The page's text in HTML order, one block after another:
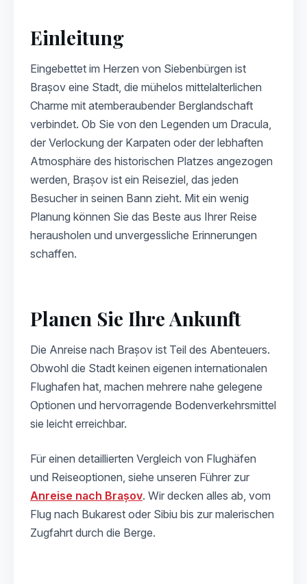
Einleitung
Eingebettet im Herzen von Siebenbürgen ist
Brașov eine Stadt, die mühelos mittelalterlichen
Charme mit atemberaubender Berglandschaft
verbindet. Ob Sie von den Legenden um Dracula,
der Verlockung der Karpaten oder der lebhaften
Atmosphäre des historischen Platzes angezogen
werden, Brașov ist ein Reiseziel, das jeden
Besucher in seinen Bann zieht. Mit ein wenig
Planung können Sie das Beste aus Ihrer Reise
herausholen und unvergessliche Erinnerungen
schaffen.
Planen Sie Ihre Ankunft
Die Anreise nach Brașov ist Teil des Abenteuers.
Obwohl die Stadt keinen eigenen internationalen
Flughafen hat, machen mehrere nahe gelegene
Optionen und hervorragende Bodenverkehrsmittel
sie leicht erreichbar.
Für einen detaillierten Vergleich von Flughäfen
und Reiseoptionen, siehe unseren Führer zur
Anreise nach Brașov. Wir decken alles ab, vom
Flug nach Bukarest oder Sibiu bis zur malerischen
Zugfahrt durch die Berge.